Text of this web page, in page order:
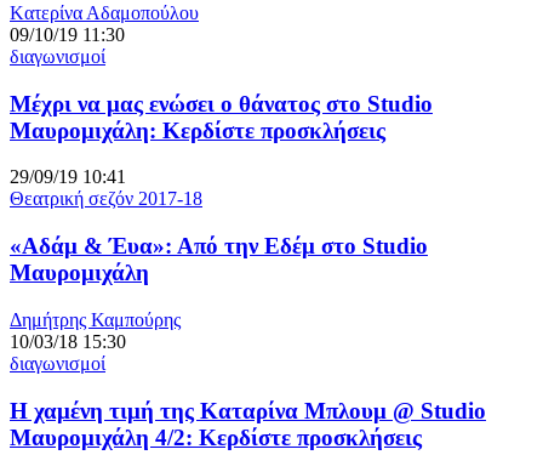
Kατερίνα Αδαμοπούλου
09/10/19 11:30
διαγωνισμοί
Μέχρι να μας ενώσει ο θάνατος στο Studio
Μαυρομιχάλη: Κερδίστε προσκλήσεις
29/09/19 10:41
Θεατρική σεζόν 2017-18
«Αδάμ & Έυα»: Από την Εδέμ στο Studio
Μαυρομιχάλη
Δημήτρης Καμπούρης
10/03/18 15:30
διαγωνισμοί
Η χαμένη τιμή της Καταρίνα Μπλουμ @ Studio
Μαυρομιχάλη 4/2: Κερδίστε προσκλήσεις